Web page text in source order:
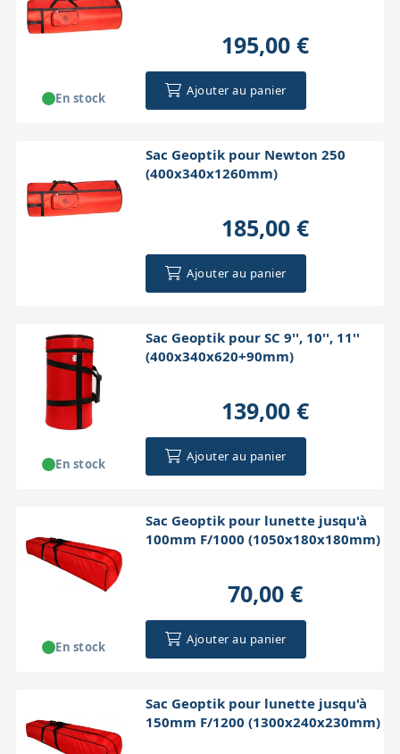
195,00 €
Ajouter au panier
En stock
Sac Geoptik pour Newton 250
(400x340x1260mm)
185,00 €
Ajouter au panier
Sac Geoptik pour SC 9'', 10'', 11''
(400x340x620+90mm)
139,00 €
Ajouter au panier
En stock
Sac Geoptik pour lunette jusqu'à
100mm F/1000 (1050x180x180mm)
70,00 €
Ajouter au panier
En stock
Sac Geoptik pour lunette jusqu'à
150mm F/1200 (1300x240x230mm)